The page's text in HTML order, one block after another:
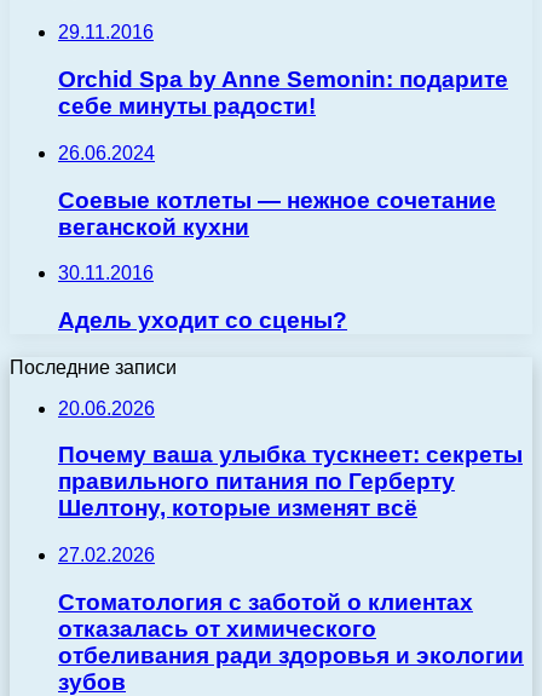
29.11.2016
Orchid Spa by Anne Semonin: подарите
себе минуты радости!
26.06.2024
Соевые котлеты — нежное сочетание
веганской кухни
30.11.2016
Адель уходит со сцены?
Последние записи
20.06.2026
Почему ваша улыбка тускнеет: секреты
правильного питания по Герберту
Шелтону, которые изменят всё
27.02.2026
Стоматология с заботой о клиентах
отказалась от химического
отбеливания ради здоровья и экологии
зубов